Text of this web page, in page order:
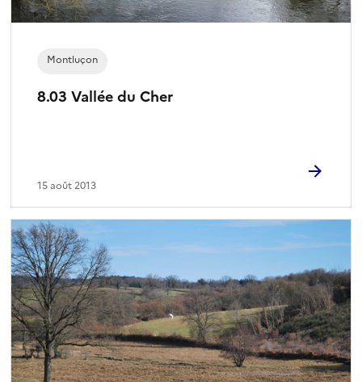
8.03 Vallée du Cher
Montluçon
15 août 2013